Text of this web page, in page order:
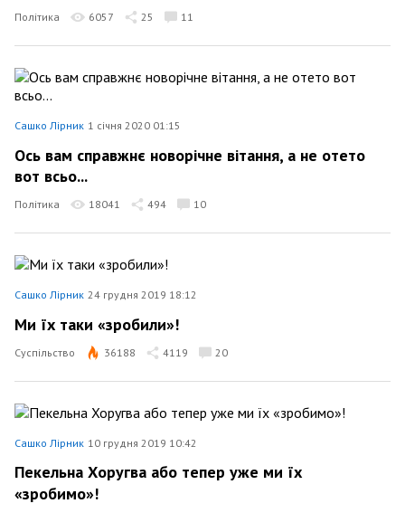
Політика 6057 25 11
Сашко Лірник 1 січня 2020 01:15
Ось вам справжнє новорічне вітання, а не отето
вот всьо...
Політика 18041 494 10
Сашко Лірник 24 грудня 2019 18:12
Ми їх таки «зробили»!
Суспільство 36188 4119 20
Сашко Лірник 10 грудня 2019 10:42
Пекельна Хоругва або тепер уже ми їх
«зробимо»!